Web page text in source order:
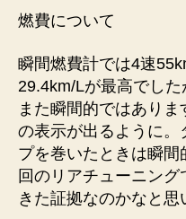
燃費について
瞬間燃費計では4速
29.4km/Lが最高でした
また瞬間的ではあり
の表示が出るように
プを巻いたときは瞬
回のリアチューニン
きた証拠なのかなと思